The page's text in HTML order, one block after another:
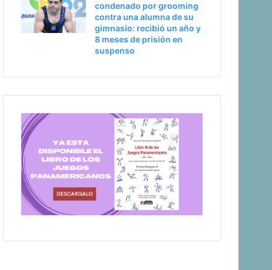
condenado por grooming
contra una alumna de su
gimnasio: recibió un año y
8 meses de prisión en
suspenso